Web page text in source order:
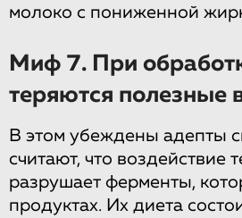
молоко с пониженной
Миф 7. При
теряются полезные
В этом убеждены адепты
считают, что воздействие
разрушает ферменты,
продуктах. Их диета